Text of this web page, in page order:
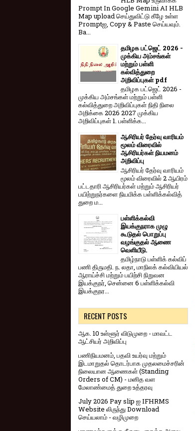
Prompt In Google Gemini AI HLB
Map upload செய்துவிட்டு கீழே உள்ள
Promptஐ, Copy & Paste செய்யவும்.
Ba...
தமிழக பட்ஜெட் 2026 -
முக்கிய அம்சங்கள்
மற்றும் பள்ளி
கல்வித்துறை
அறிவிப்புகள் pdf
தமிழக பட்ஜெட் 2026 -
முக்கிய அம்சங்கள் மற்றும் பள்ளி
கல்வித்துறை அறிவிப்புகள் நிதி நிலை
அறிக்கை 2026 2027 முக்கிய
அறிவிப்புகள் 1. பள்ளிக்க...
ஆசிரியர் தேர்வு வாரியம்
மூலம் விரைவில்
ஆசிரியர்கள் நியமனம்
அறிவிப்பு
ஆசிரியர் தேர்வு வாரி​யம்
மூலம் விரை​வில் 2 ஆயிரம்
பட்​ட​தாரி ஆசிரியர்​கள் மற்​றும் ஆசிரியர்
பயிற்றுநர்​களை நியமிக்க பள்​ளிக்​கல்​வித்​
துறை ம...
பள்ளிக்கல்வி
இயக்குநராக முழு
கூடுதல் பொறுப்பு
வழங்குதல் ஆணை
வெளியீடு.
தமிழ்நாடு பள்ளிக் கல்விப்
பணி திருமதி. ந. லதா, மாநிலக் கல்வியியல்
ஆராய்ச்சி மற்றும் பயிற்சி நிறுவன
இயக்குநர், சென்னை 6 பள்ளிக்கல்வி
இயக்குநர...
RECENT POSTS
ஆக. 10 உள்ளூர் விடுமுறை - மாவட்ட
ஆட்சியர் அறிவிப்பு
பணிநியமனம், பதவி உயர்வு மற்றும்
இடமாறுதல் தொடர்பாக முதலமைச்சரின்
நிலையான ஆணைகள் (Standing
Orders of CM) - மனித வள
மேலாண்மைத் துறை உத்தரவு
July 2026 Pay slip ஐ IFHRMS
Website லிருந்து Download
செய்யலாம் - வழிமுறை